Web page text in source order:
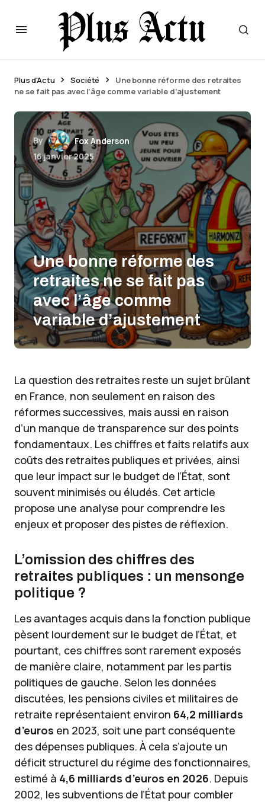
Plus d'Actu Société
Une bonne réforme des retraites
ne se fait pas avec l’âge comme variable d’ajustement
By
Fox Anderson
16 janvier 2025
Une bonne réforme des
retraites ne se fait pas
avec l’âge comme
variable d’ajustement
La question des retraites reste un sujet brûlant
en France, non seulement en raison des
réformes successives, mais aussi en raison
d’un manque de transparence sur des points
fondamentaux. Les chiffres et faits relatifs aux
coûts des retraites publiques et privées, ainsi
que leur impact sur le budget de l’État, sont
souvent minimisés ou éludés. Cet article
propose une analyse pour comprendre les
enjeux et proposer des pistes de réflexion.
L’omission des chiffres des
retraites publiques : un mensonge
politique ?
Les avantages acquis dans la fonction publique
pèsent lourdement sur le budget de l’État, et
pourtant, ces chiffres sont rarement exposés
de manière claire, notamment par les partis
politiques de gauche. Selon les données
discutées, les pensions civiles et militaires de
retraite représentaient environ 64,2 milliards
d’euros en 2023, soit une part conséquente
des dépenses publiques. À cela s’ajoute un
déficit structurel du régime des fonctionnaires,
estimé à 4,6 milliards d’euros en 2026. Depuis
2002, les subventions de l’État pour combler